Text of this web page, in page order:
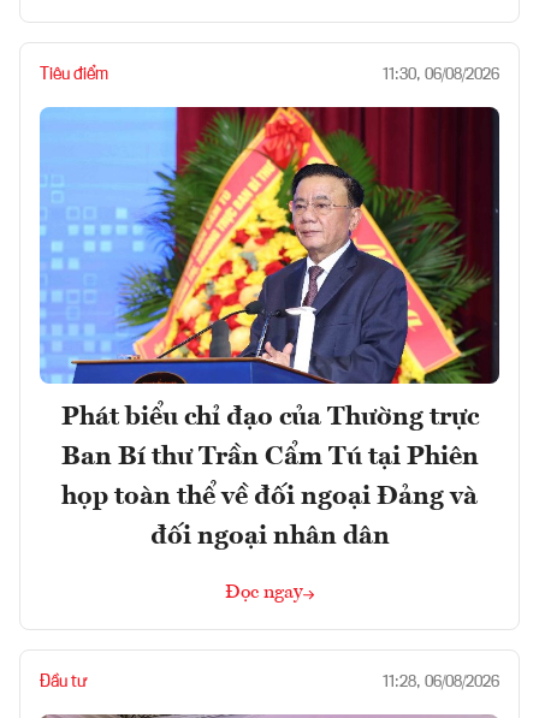
Tiêu điểm 11:30, 06/08/2026
Phát biểu chỉ đạo của Thường trực
Ban Bí thư Trần Cẩm Tú tại Phiên
họp toàn thể về đối ngoại Đảng và
đối ngoại nhân dân
Đọc ngay
Đầu tư 11:28, 06/08/2026